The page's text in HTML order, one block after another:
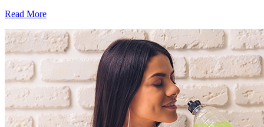
Read More